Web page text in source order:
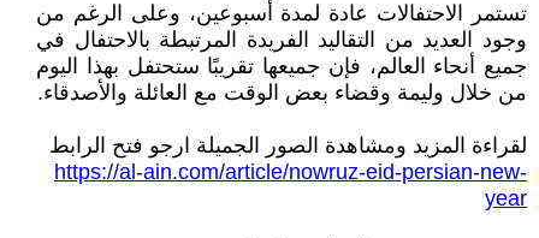
تستمر الاحتفالات عادة لمدة أسبوعين، وعلى الرغم من
وجود العديد من التقاليد الفريدة المرتبطة بالاحتفال في
جميع أنحاء العالم، فإن جميعها تقريبًا ستحتفل بهذا اليوم
من خلال وليمة وقضاء بعض الوقت مع العائلة والأصدقاء.
لقراءة المزيد ومشاهدة الصور الجميلة ارجو فتح الرابط
https://al-ain.com/article/nowruz-eid-persian-new-
year